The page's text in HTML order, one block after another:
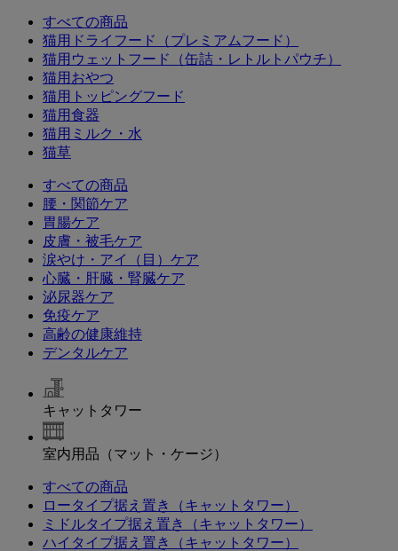
すべての商品
猫用ドライフード（プレミアムフード）
猫用ウェットフード（缶詰・レトルトパウチ）
猫用おやつ
猫用トッピングフード
猫用食器
猫用ミルク・水
猫草
すべての商品
腰・関節ケア
胃腸ケア
皮膚・被毛ケア
涙やけ・アイ（目）ケア
心臓・肝臓・腎臓ケア
泌尿器ケア
免疫ケア
高齢の健康維持
デンタルケア
キャットタワー
室内用品（マット・ケージ）
すべての商品
ロータイプ据え置き（キャットタワー）
ミドルタイプ据え置き（キャットタワー）
ハイタイプ据え置き（キャットタワー）